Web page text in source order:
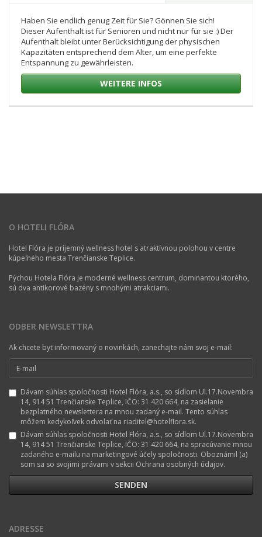
Haben Sie endlich genug Zeit für Sie? Gönnen Sie sich!
Dieser Aufenthalt ist für Senioren und nicht nur für sie :) Der
Aufenthalt bleibt unter Berücksichtigung der physischen
Kapazitäten entsprechend dem Alter, um eine perfekte
Entspannung zu gewährleisten.
WEITERE INFOS
O HOTELI FLÓRA
Hotel Flóra je príjemný wellness hotel s atraktívnou polohou v centre
kúpeľného mesta Trenčianske Teplice.
Pýchou Hotela Flóra je moderné wellness centrum, dominantou ktorého,
sú dva antikorové bazény s mnohými atrakciami.
ODBER NEWSLETTRA
Ak chcete byť informovaný o novinkách, zanechajte nám svoj e-mail:
Dávam súhlas spoločnosti Hotel Flóra, a.s., so sídlom Ul.17.Novembra
14, 914 51 Trenčianske Teplice, IČO: 31 420 664, na zasielanie
bezplatného newslettera na mnou zadaný e-mail. Tento súhlas
môžem kedykoľvek odvolať na riaditel@hotelflora.sk.
Dávam súhlas spoločnosti Hotel Flóra, a.s., so sídlom Ul.17.Novembra
14, 914 51 Trenčianske Teplice, IČO: 31 420 664, na spracúvanie mnou
zadaného e-mailu na marketingové účely spoločnosti. Oboznámil (a)
som sa so svojimi právami v sekcii Ochrana osobných údajov.
ADRESSE